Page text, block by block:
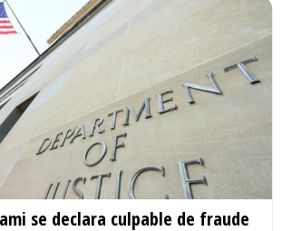
se declara culpable de fraude